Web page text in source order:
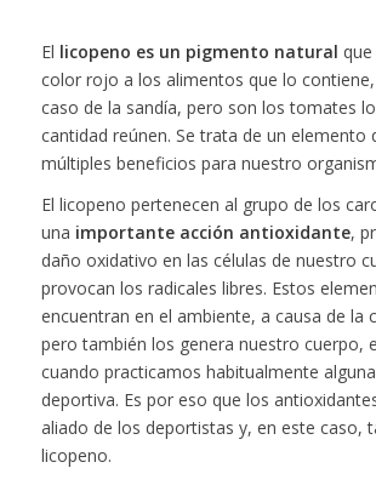
El licopeno es un pigmento natural
color rojo a los alimentos que lo
caso de la sandía, pero son los tomates
cantidad reúnen. Se trata de un elemento
múltiples beneficios para nuestro
El licopeno pertenecen al grupo de los
una importante acción antioxidante,
daño oxidativo en las células de nuestro
provocan los radicales libres. Estos
encuentran en el ambiente, a causa de la
pero también los genera nuestro cuerpo,
cuando practicamos habitualmente
deportiva. Es por eso que los
aliado de los deportistas y, en este caso,
licopeno.